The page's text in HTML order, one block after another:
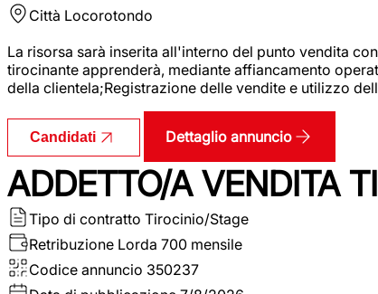
Città Locorotondo
La risorsa sarà inserita all'interno del punto vendita
tirocinante apprenderà, mediante affiancamento
della clientela;Registrazione delle vendite e utilizzo
Candidati Dettaglio annuncio
ADDETTO/A VENDITA
Tipo di contratto Tirocinio/Stage
Retribuzione Lorda 700 mensile
Codice annuncio 350237